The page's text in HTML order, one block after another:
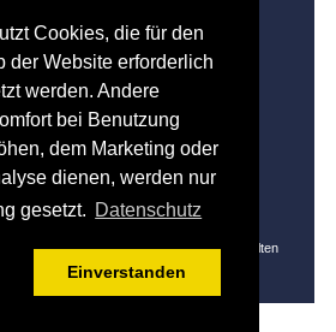
Cookies, die für den
der Website erforderlich
werden. Andere
bei Benutzung
dem Marketing oder
dienen, werden nur
gesetzt. Datenschutz
Einverstanden
Hubert Gietl
9
11
33
Stickerei Hubert Gietl - Alle Rechte vorbehalten